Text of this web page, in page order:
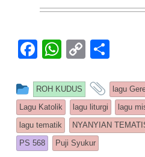
F
c
e
b
o
W
at
s
A
p
C
p
y
Li
n
ar
e
This entry was posted
ROH KUDUS and
lagu
Lagu Katolik
lagu liturgi lagu
lagu tematik
NYANYIAN
PS 568
Puji Syukur